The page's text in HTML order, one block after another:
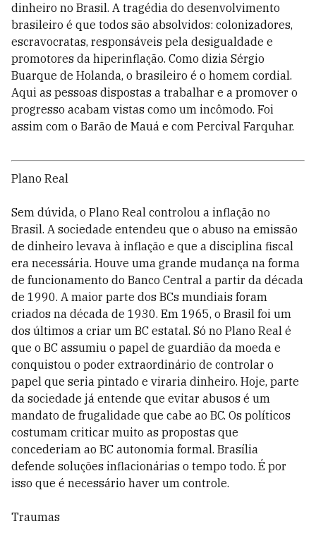
dinheiro no Brasil. A tragédia do desenvolvimento
brasileiro é que todos são absolvidos: colonizadores,
escravocratas, responsáveis pela desigualdade e
promotores da hiperinflação. Como dizia Sérgio
Buarque de Holanda, o brasileiro é o homem cordial.
Aqui as pessoas dispostas a trabalhar e a promover o
progresso acabam vistas como um incômodo. Foi
assim com o Barão de Mauá e com Percival Farquhar.
Plano Real
Sem dúvida, o Plano Real controlou a inflação no
Brasil. A sociedade entendeu que o abuso na emissão
de dinheiro levava à inflação e que a disciplina fiscal
era necessária. Houve uma grande mudança na forma
de funcionamento do Banco Central a partir da década
de 1990. A maior parte dos BCs mundiais foram
criados na década de 1930. Em 1965, o Brasil foi um
dos últimos a criar um BC estatal. Só no Plano Real é
que o BC assumiu o papel de guardião da moeda e
conquistou o poder extraordinário de controlar o
papel que seria pintado e viraria dinheiro. Hoje, parte
da sociedade já entende que evitar abusos é um
mandato de frugalidade que cabe ao BC. Os políticos
costumam criticar muito as propostas que
concederiam ao BC autonomia formal. Brasília
defende soluções inflacionárias o tempo todo. É por
isso que é necessário haver um controle.
Traumas